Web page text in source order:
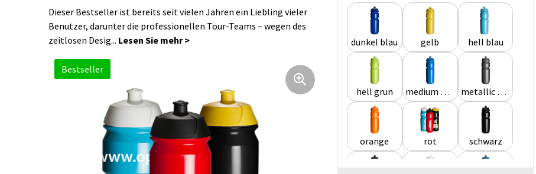
Dieser Bestseller ist bereits seit vielen Jahren ein Liebling vieler
Benutzer, darunter die professionellen Tour-Teams – wegen des
zeitlosen Desig...
Bestseller
dunkel blau gelb hell blau
hell grun medium blau metallic grau
orange rot schwarz